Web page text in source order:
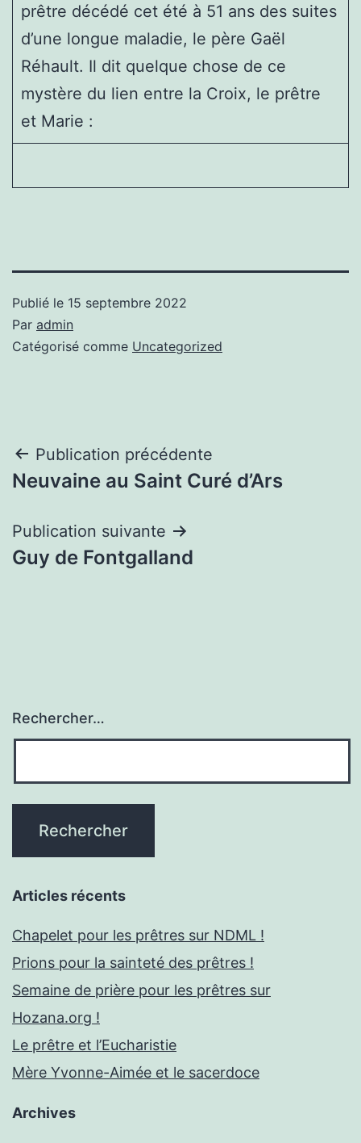
prêtre décédé cet été à 51 ans des suites
d’une longue maladie, le père Gaël
Réhault. Il dit quelque chose de ce
mystère du lien entre la Croix, le prêtre
et Marie :
Publié le 15 septembre 2022
Par admin
Catégorisé comme Uncategorized
Navigation
de
l’article
Publication précédente
Neuvaine au Saint Curé d’Ars
Publication suivante
Guy de Fontgalland
Rechercher…
Articles récents
Chapelet pour les prêtres sur NDML !
Prions pour la sainteté des prêtres !
Semaine de prière pour les prêtres sur
Hozana.org !
Le prêtre et l’Eucharistie
Mère Yvonne-Aimée et le sacerdoce
Archives